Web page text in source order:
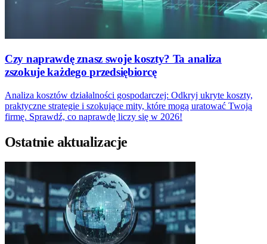
Czy naprawdę znasz swoje koszty? Ta analiza
zszokuje każdego przedsiębiorcę
Analiza kosztów działalności gospodarczej: Odkryj ukryte koszty,
praktyczne strategie i szokujące mity, które mogą uratować Twoją
firmę. Sprawdź, co naprawdę liczy się w 2026!
Ostatnie aktualizacje